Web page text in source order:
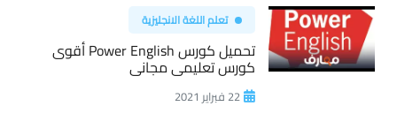
تعلم اللغة الانجليزية
تحميل كورس Power English أقوى
كورس تعليمى مجانى
22 فبراير 2021